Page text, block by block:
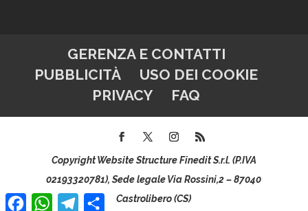
GERENZA E CONTATTI
PUBBLICITÀ
USO DEI COOKIE
PRIVACY
FAQ
Copyright Website Structure Finedit S.r.l. (P.IVA
02193320781), Sede legale Via Rossini,2 – 87040
Castrolibero (CS)
Facebook
WhatsAppTelegram
Condividi